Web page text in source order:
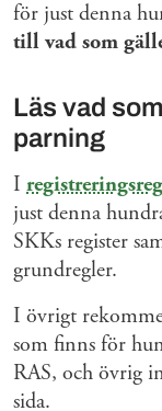
för just denna
till vad som
Läs vad
parning
I
just denna
SKKs register
grundregler.
I övrigt
som finns för
RAS, och övrig
sida.